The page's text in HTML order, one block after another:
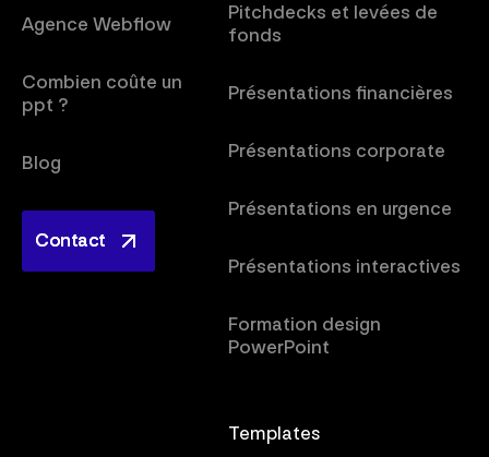
Agence Webflow
Combien coûte un
ppt ?
Blog
Contact
Contact
Pitchdecks et levées de
fonds
Présentations financières
Présentations corporate
Présentations en urgence
Présentations interactives
Formation design
PowerPoint
Templates